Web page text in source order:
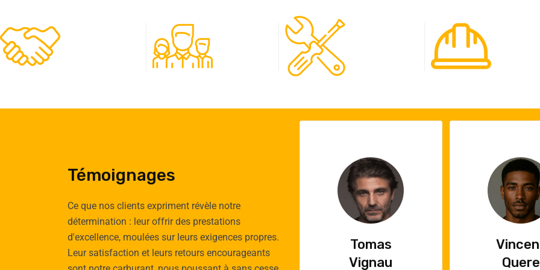
Témoignages
Ce que nos clients expriment révèle notre
détermination : leur offrir des prestations
d'excellence, moulées sur leurs exigences propres.
Leur satisfaction et leurs retours encourageants
Emilie
Cauchy
Tomas
Vignau
Vincent
Quere
Emilie
Cauchy